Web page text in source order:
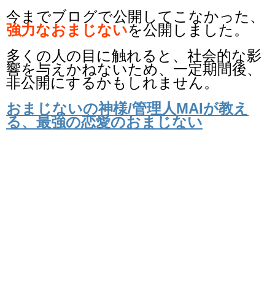
今までブログで公開してこなかった、
強力なおまじないを公開しました。
多くの人の目に触れると、社会的な影
響を与えかねないため、一定期間後、
非公開にするかもしれません。
おまじないの神様/管理人MAIが教え
る、最強の恋愛のおまじない